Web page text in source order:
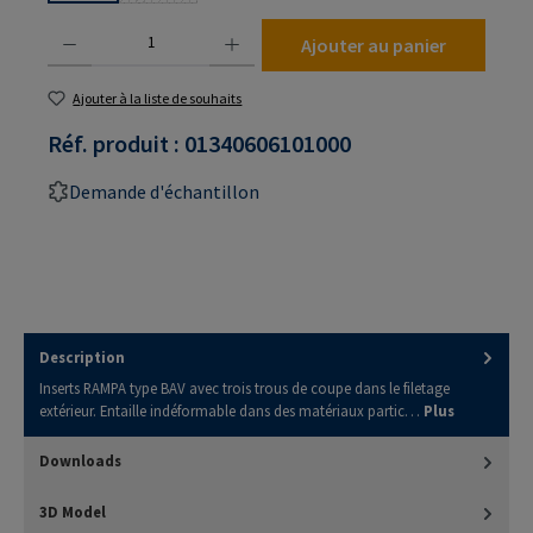
Ajouter au panier
Ajouter à la liste de souhaits
Réf. produit : 01340606101000
Demande d'échantillon
Description
Inserts RAMPA type BAV avec trois trous de coupe dans le filetage
extérieur. Entaille indéformable dans des matériaux partic… Plus
Downloads
3D Model